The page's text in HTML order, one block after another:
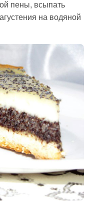
пены, всыпать
на водяной